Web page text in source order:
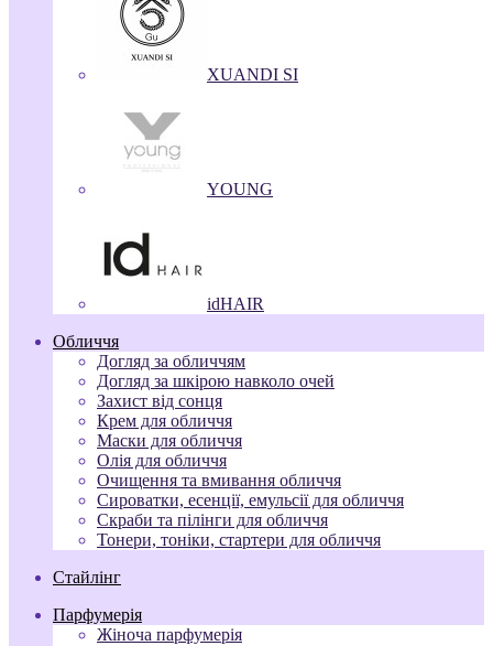
XUANDI SI
YOUNG
idHAIR
Обличчя
Догляд за обличчям
Догляд за шкірою навколо очей
Захист від сонця
Крем для обличчя
Маски для обличчя
Олія для обличчя
Очищення та вмивання обличчя
Сироватки, есенції, емульсії для обличчя
Скраби та пілінги для обличчя
Тонери, тоніки, стартери для обличчя
Стайлінг
Парфумерія
Жіноча парфумерія